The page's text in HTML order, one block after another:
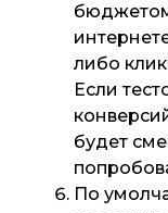
либо
Если
будет
По